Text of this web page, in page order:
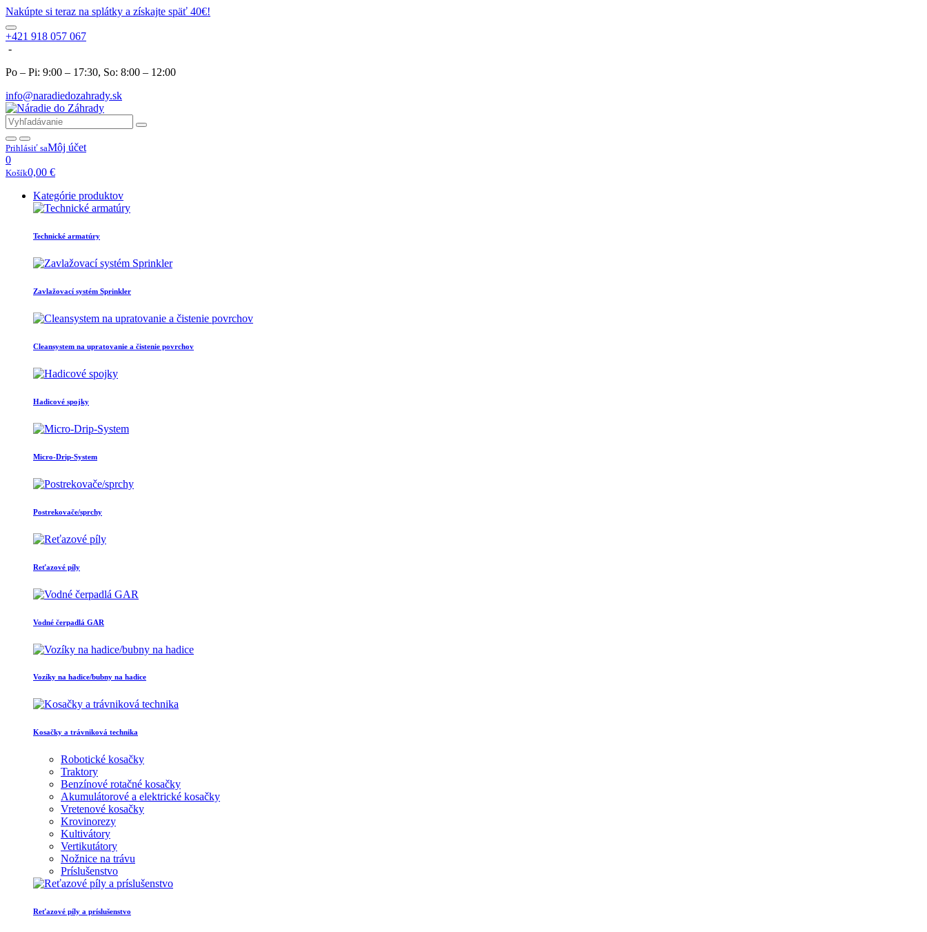
Nakúpte si teraz na splátky a získajte späť 40€!
+421 918 057 067
-
Po – Pi: 9:00 – 17:30, So: 8:00 – 12:00
info@naradiedozahrady.sk
Prihlásiť saMôj účet
0
Košík0,00 €
Kategórie produktov
Technické armatúry
Zavlažovací systém Sprinkler
Cleansystem na upratovanie a čistenie povrchov
Hadicové spojky
Micro-Drip-System
Postrekovače/sprchy
Reťazové píly
Vodné čerpadlá GAR
Vozíky na hadice/bubny na hadice
Kosačky a trávniková technika
Robotické kosačky
Traktory
Benzínové rotačné kosačky
Akumulátorové a elektrické kosačky
Vretenové kosačky
Krovinorezy
Kultivátory
Vertikutátory
Nožnice na trávu
Príslušenstvo
Reťazové píly a príslušenstvo